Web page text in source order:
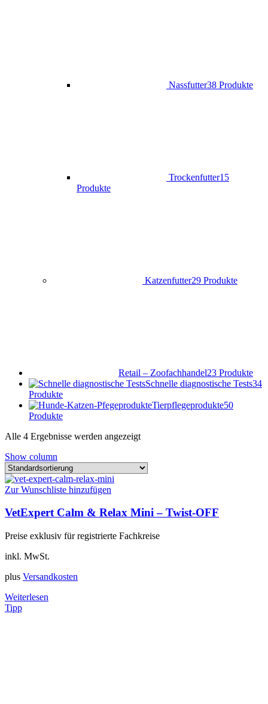
Nassfutter38 Produkte
Trockenfutter15
Produkte
Katzenfutter29 Produkte
Retail – Zoofachhandel23 Produkte
Schnelle diagnostische Tests34
Produkte
Tierpflegeprodukte50
Produkte
Alle 4 Ergebnisse werden angezeigt
Show column
Zur Wunschliste hinzufügen
VetExpert Calm & Relax Mini – Twist-OFF
Preise exklusiv für registrierte Fachkreise
inkl. MwSt.
plus Versandkosten
Weiterlesen
Tipp